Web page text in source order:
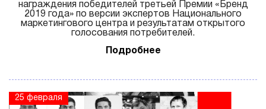
награждения победителей третьей Премии «Бренд
2019 года» по версии экспертов Национального
маркетингового центра и результатам открытого
голосования потребителей.
Подробнее
25 февраля